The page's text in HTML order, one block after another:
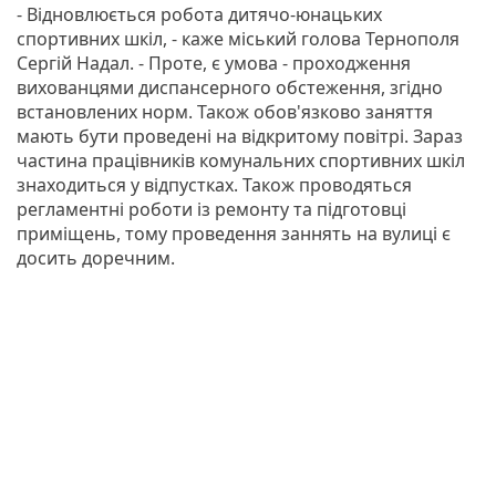
- Відновлюється робота дитячо-юнацьких
спортивних шкіл, - каже міський голова Тернополя
Сергій Надал. - Проте, є умова - проходження
вихованцями диспансерного обстеження, згідно
встановлених норм. Також обов'язково заняття
мають бути проведені на відкритому повітрі. Зараз
частина працівників комунальних спортивних шкіл
знаходиться у відпустках. Також проводяться
регламентні роботи із ремонту та підготовці
приміщень, тому проведення заннять на вулиці є
досить доречним.